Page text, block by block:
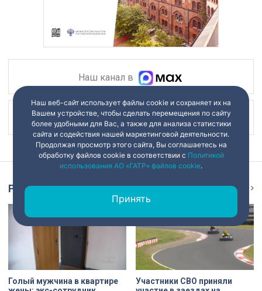
Наш канал в
Наш канал в
Репортаж Ещё
Голый мужчина в квартире
Участники СВО приняли
Наш веб-сайт использует файлы cookie и сохраняет их на
Вашем устройстве, чтобы сделать перемещения по сайту
более удобными для Вас, а также для анализа статистики
сайта и содействия нашей маркетинговой деятельности.
Продолжая просмотр этого сайта, Вы соглашаетесь на
обработку файлов cookie в соответствии с Политикой
использования АО «ГАТР» файлов cookie.
Принять